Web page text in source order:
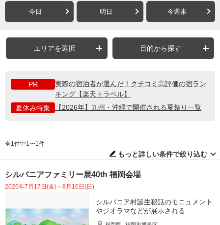
今日 明日 今週末
エリアを選択 目的から探す
PR
実際の宿泊者が選んだ！クチコミ高評価の宿ラン
キング【楽天トラベル】
夏休み特集
【2026年】九州・沖縄で開催される夏祭り一覧
全1件中1〜1件
もっと詳しい条件で絞り込む
シルバニアファミリー展40th 福岡会場
2026年7月17日(金)～8月16日(日)
シルバニア村誕生秘話のモニュメント
やジオラマなどが展示される